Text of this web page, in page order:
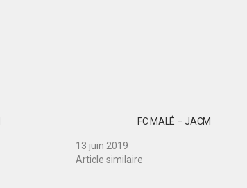
FC MALÉ – JACM
13 juin 2019
Article similaire